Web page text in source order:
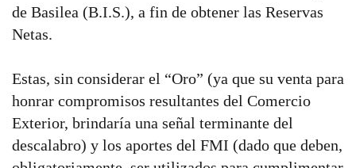
de Basilea (B.I.S.), a fin de obtener las Reservas
Netas.
Estas, sin considerar el “Oro” (ya que su venta para
honrar compromisos resultantes del Comercio
Exterior, brindaría una señal terminante del
descalabro) y los aportes del FMI (dado que deben,